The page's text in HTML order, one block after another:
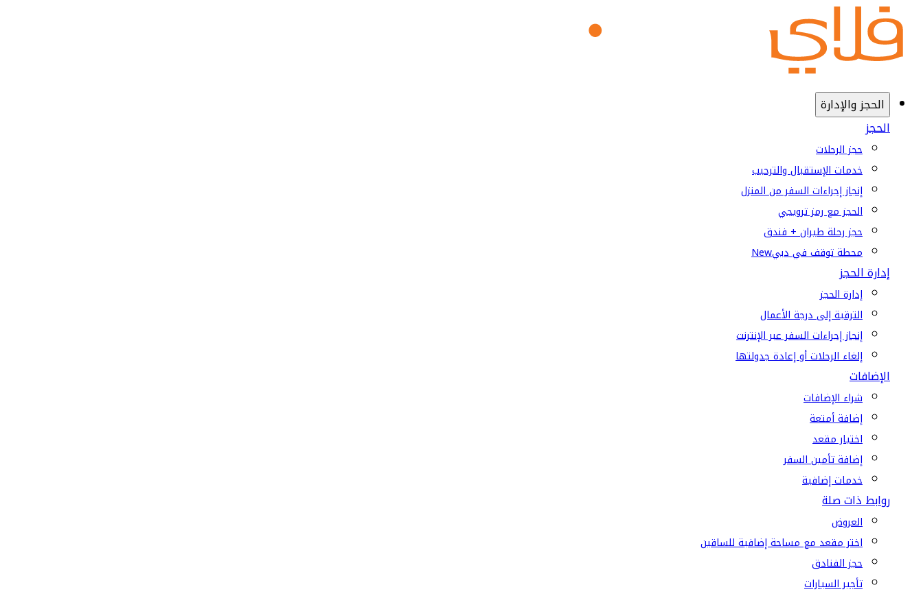
الحجز والإدارة
الحجز
حجز الرحلات
خدمات الإستقبال والترحيب
إنجاز إجراءات السفر من المنزل
الحجز مع رمز ترويجي
حجز رحلة طيران + فندق
محطة توقف في دبيNew
إدارة الحجز
إدارة الحجز
الترقية إلى درجة الأعمال
إنجاز إجراءات السفر عبر الإنترنت
إلغاء الرحلات أو إعادة جدولتها
الإضافات
شراء الإضافات
إضافة أمتعة
اختيار مقعد
إضافة تأمين السفر
خدمات إضافية
روابط ذات صلة
العروض
اختر مقعد مع مساحة إضافية للساقين
حجز الفنادق
تأجير السيارات